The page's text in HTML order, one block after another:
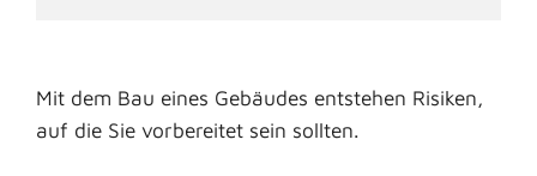
Mit dem Bau eines Gebäudes entstehen Risiken,
auf die Sie vorbereitet sein sollten.